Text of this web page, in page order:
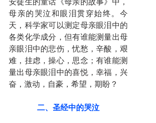
母亲的哭泣和眼泪贯穿始终。今
天，科学家可以测定母亲眼泪中的
各类化学成分，但有谁能测量出母
亲眼泪中的悲伤，忧愁，辛酸，艰
难，挂虑，操心，思念；有谁能测
量出母亲眼泪中的喜悦，幸福，兴
奋，激动，自豪，希望，期盼？
二、圣经中的哭泣